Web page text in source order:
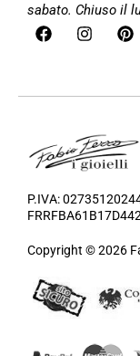
sabato. Chiuso il
P.IVA:
Copyright © 2026